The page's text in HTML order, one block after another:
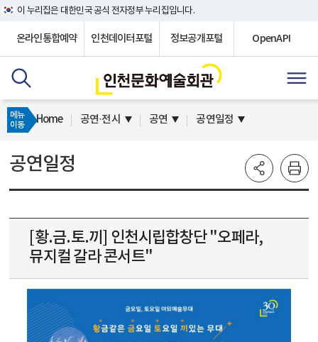
이 누리집은 대한민국 공식 전자정부 누리집입니다.
온라인통합예약 인천데이터포털 정보공개포털 OpenAPI
메뉴
이동
Home 공연·전시 공연 공연일정
공연일정
[황.금.토.끼] 인천시립합창단 "오페라,
뮤지컬 갈라 콘서트"